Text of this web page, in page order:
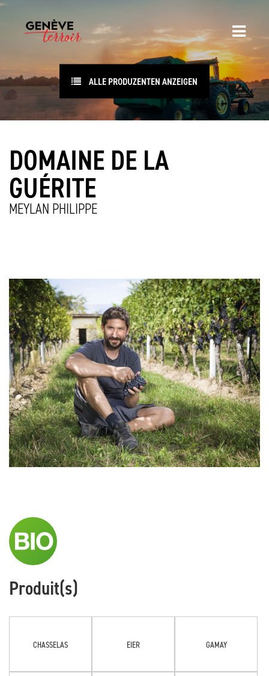
ALLE PRODUZENTEN ANZEIGEN
DOMAINE DE LA
GUÉRITE
MEYLAN PHILIPPE
Produit(s)
CHASSELAS EIER GAMAY